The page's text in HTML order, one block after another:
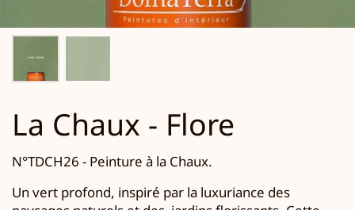
La Chaux - Flore
N°TDCH26 - Peinture à la Chaux.
Un vert profond, inspiré par la luxuriance des